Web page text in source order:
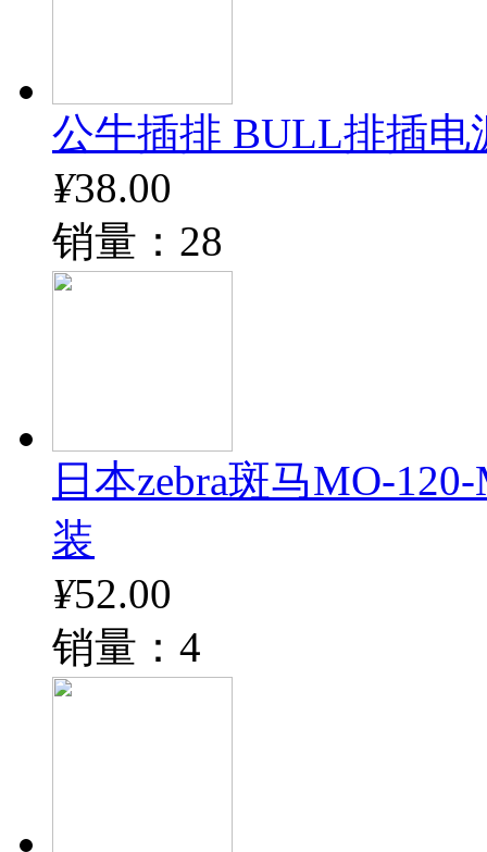
公牛插排 BULL排插电
¥38.00
销量：28
日本zebra斑马MO-
装
¥52.00
销量：4